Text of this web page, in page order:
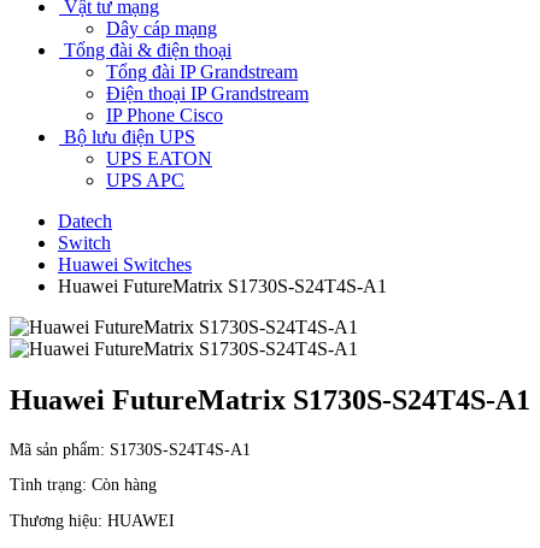
Vật tư mạng
Dây cáp mạng
Tổng đài & điện thoại
Tổng đài IP Grandstream
Điện thoại IP Grandstream
IP Phone Cisco
Bộ lưu điện UPS
UPS EATON
UPS APC
Datech
Switch
Huawei Switches
Huawei FutureMatrix S1730S-S24T4S-A1
Huawei FutureMatrix S1730S-S24T4S-A1
Mã sản phẩm: S1730S-S24T4S-A1
Tình trạng: Còn hàng
Thương hiệu: HUAWEI